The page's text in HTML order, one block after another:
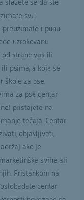
svu
i punu
uzrokovanu
strane vas ili
psima, a koja se
škole za pse.
za pse centar
pristajete na
tečaja. Centar
objavljivati,
ako je
svrhe ali
Pristankom na
centar